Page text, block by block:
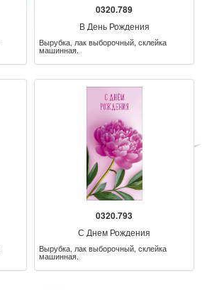
0320.789
В День Рождения
Вырубка, лак выборочный, склейка
машинная.
0320.793
С Днем Рождения
Вырубка, лак выборочный, склейка
машинная.